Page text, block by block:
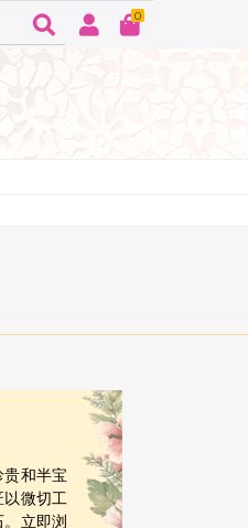
0
和半宝
以微切工
立即浏